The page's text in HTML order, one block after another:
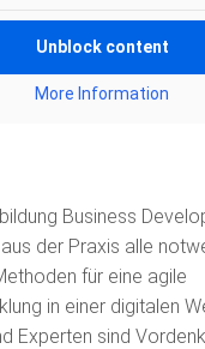
Unblock content
More Information
Business
der Praxis alle
für eine agile
in einer digitalen
Experten sind